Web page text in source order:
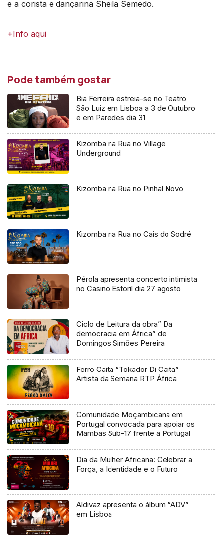
e a corista e dançarina Sheila Semedo.
+Info aqui
Pode também gostar
Bia Ferreira estreia-se no Teatro
São Luiz em Lisboa a 3 de Outubro
e em Paredes dia 31
Kizomba na Rua no Village
Underground
Kizomba na Rua no Pinhal Novo
Kizomba na Rua no Cais do Sodré
Pérola apresenta concerto intimista
no Casino Estoril dia 27 agosto
Ciclo de Leitura da obra” Da
democracia em África” de
Domingos Simões Pereira
Ferro Gaita “Tokador Di Gaita” –
Artista da Semana RTP África
Comunidade Moçambicana em
Portugal convocada para apoiar os
Mambas Sub-17 frente a Portugal
Dia da Mulher Africana: Celebrar a
Força, a Identidade e o Futuro
Aldivaz apresenta o álbum “ADV”
em Lisboa